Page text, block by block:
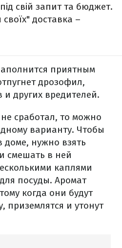
свій запит та бюджет.
доставка –
приятным
дрозофил,
и других вредителей.
сработал, то можно
варианту. Чтобы
доме, нужно взять
смешать в ней
каплями
посуды. Аромат
когда они будут
приземлятся и утонут